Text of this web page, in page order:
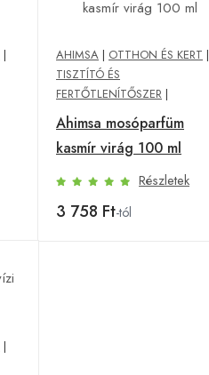
|
AHIMSA | OTTHON ÉS KERT |
TISZTÍTÓ ÉS
FERTŐTLENÍTŐSZER |
Ahimsa mosóparfüm
kasmír virág 100 ml
Részletek
3 758 Ft-tól
|